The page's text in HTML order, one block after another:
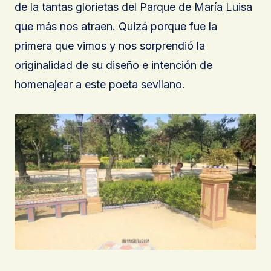
de la tantas glorietas del Parque de María Luisa
que más nos atraen. Quizá porque fue la
primera que vimos y nos sorprendió la
originalidad de su diseño e intención de
homenajear a este poeta sevilano.